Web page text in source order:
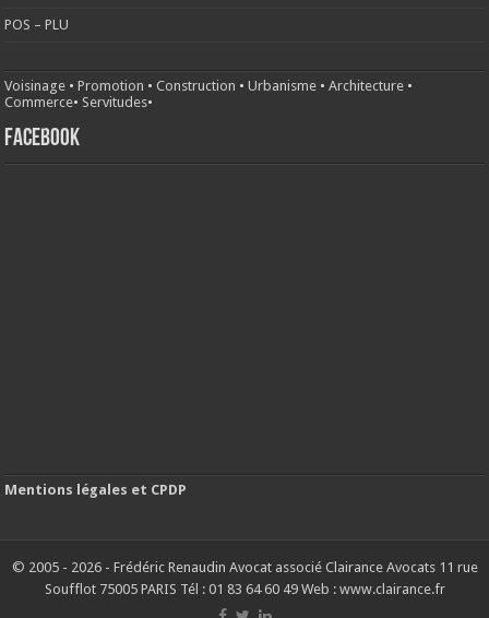
POS – PLU
Voisinage •Promotion •Construction •Urbanisme •Architecture •
Commerce• Servitudes•
FACEBOOK
Mentions légales et CPDP
© 2005 - 2026 - Frédéric Renaudin Avocat associé Clairance Avocats 11 rue
Soufflot 75005 PARIS Tél : 01 83 64 60 49 Web : www.clairance.fr